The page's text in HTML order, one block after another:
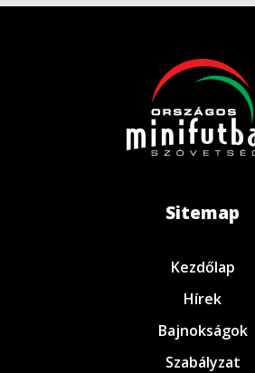
Sitemap
Kezdőlap
Hírek
Bajnokságok
Szabályzat